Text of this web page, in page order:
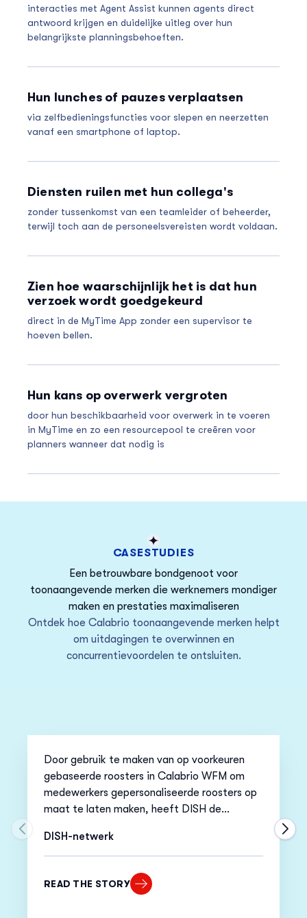
interacties met Agent Assist kunnen agents direct
antwoord krijgen en duidelijke uitleg over hun
belangrijkste planningsbehoeften.
Hun lunches of pauzes verplaatsen
via zelfbedieningsfuncties voor slepen en neerzetten
vanaf een smartphone of laptop.
Diensten ruilen met hun collega's
zonder tussenkomst van een teamleider of beheerder,
terwijl toch aan de personeelsvereisten wordt voldaan.
Zien hoe waarschijnlijk het is dat hun
verzoek wordt goedgekeurd
direct in de MyTime App zonder een supervisor te
hoeven bellen.
Hun kans op overwerk vergroten
door hun beschikbaarheid voor overwerk in te voeren
in MyTime en zo een resourcepool te creëren voor
planners wanneer dat nodig is
CASESTUDIES
Een betrouwbare bondgenoot voor
toonaangevende merken die werknemers mondiger
maken en prestaties maximaliseren
Ontdek hoe Calabrio toonaangevende merken helpt
om uitdagingen te overwinnen en
concurrentievoordelen te ontsluiten.
Door gebruik te maken van op voorkeuren
gebaseerde roosters in Calabrio WFM om
medewerkers gepersonaliseerde roosters op
maat te laten maken, heeft DISH de
verloop verlaagd en de betrokkenheid
verbeterd.
DISH-netwerk
READ THE STORY
Move to previous carousel slide